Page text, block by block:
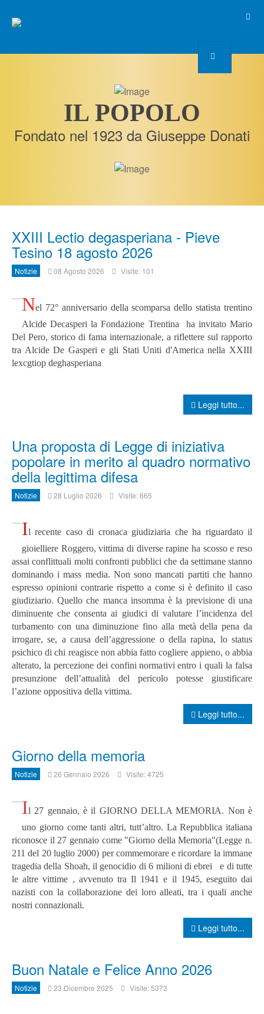
IL POPOLO
Fondato nel 1923 da Giuseppe Donati
XXIII Lectio degasperiana - Pieve
Tesino 18 agosto 2026
Notizie 08 Agosto 2026 Visite: 101
Nel 72° anniversario della scomparsa dello statista trentino
Alcide Decasperi la Fondazione Trentina ha invitato Mario
Del Pero, storico di fama internazionale, a riflettere sul rapporto
tra Alcide De Gasperi e gli Stati Uniti d'America nella XXIII
lexcgtiop deghasperiana
Leggi tutto...
Una proposta di Legge di iniziativa
popolare in merito al quadro normativo
della legittima difesa
Notizie 28 Luglio 2026 Visite: 665
Il recente caso di cronaca giudiziaria che ha riguardato il
gioielliere Roggero, vittima di diverse rapine ha scosso e reso
assai conflittuali molti confronti pubblici che da settimane stanno
dominando i mass media. Non sono mancati partiti che hanno
espresso opinioni contrarie rispetto a come si è definito il caso
giudiziario.Quello che manca insomma è la previsione di una
diminuente che consenta ai giudici di valutare l’incidenza del
turbamento con una diminuzione fino alla metà della pena da
irrogare, se, a causa dell’aggressione o della rapina, lo status
psichico di chi reagisce non abbia fatto cogliere appieno, o abbia
alterato, la percezione dei confini normativi entro i quali la falsa
presunzione dell’attualità del pericolo potesse giustificare
l’azione oppositiva della vittima.
Leggi tutto...
Giorno della memoria
Notizie 26 Gennaio 2026 Visite: 4725
Il 27 gennaio, è il GIORNO DELLA MEMORIA. Non è
uno giorno come tanti altri, tutt’altro. La Repubblica italiana
riconosce il 27 gennaio come "Giorno della Memoria"(Legge n.
211 del 20 luglio 2000) per commemorare e ricordare la immane
tragedia della Shoah, il genocidio di 6 milioni di ebrei e di tutte
le altre vittime , avvenuto tra Il 1941 e il 1945, eseguito dai
nazisti con la collaborazione dei loro alleati, tra i quali anche
nostri connazionali.
Leggi tutto...
Buon Natale e Felice Anno 2026
Notizie 23 Dicembre 2025 Visite: 5373